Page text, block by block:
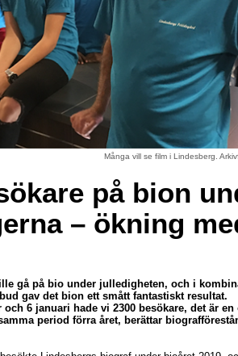
Många vill se film i Lindesberg.
på bion
– ökning
gå på bio under julledigheten, och i
gav det bion ett smått fantastiskt resultat.
och 6 januari hade vi 2300 besökare, det är
period förra året, berättar